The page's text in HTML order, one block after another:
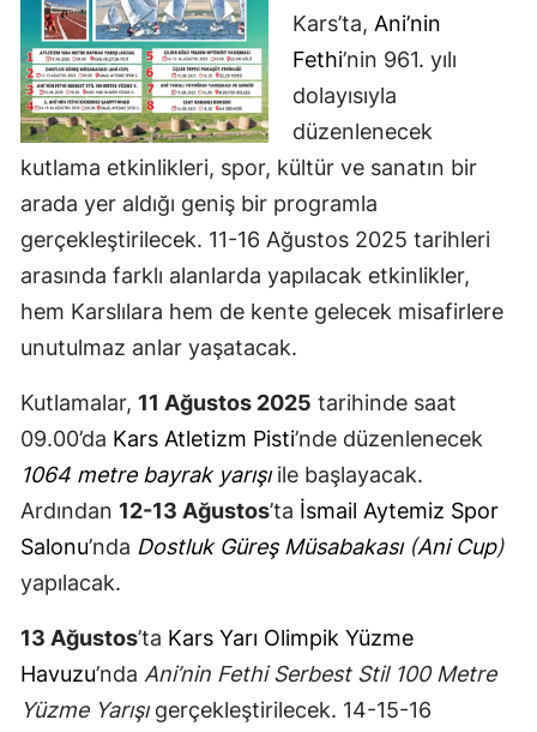
Erzurum
Eskişehir
Gaziantep
Giresun
Gümüşhane
Hakkari
Hatay
İstanbul
İzmir
Kayseri
Kırklareli
Kars’ta, Ani’nin
Fethi’nin 961. yılı
dolayısıyla
düzenlenecek
kutlama etkinlikleri, spor, kültür ve sanatın bir
arada yer aldığı geniş bir programla
gerçekleştirilecek. 11-16 Ağustos 2025 tarihleri
arasında farklı alanlarda yapılacak etkinlikler,
hem Karslılara hem de kente gelecek misafirlere
unutulmaz anlar yaşatacak.
Kutlamalar, 11 Ağustos 2025 tarihinde saat
09.00’da Kars Atletizm Pisti’nde düzenlenecek
1064 metre bayrak yarışıile başlayacak.
Ardından 12-13 Ağustos’ta İsmail Aytemiz Spor
Salonu’nda Dostluk Güreş Müsabakası(Ani Cup)
yapılacak.
13 Ağustos’ta Kars Yarı Olimpik Yüzme
Havuzu’nda Ani’nin Fethi Serbest Stil 100 Metre
Yüzme Yarışıgerçekleştirilecek. 14-15-16